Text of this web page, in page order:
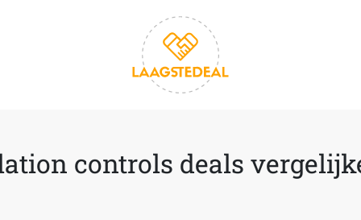
controls deals